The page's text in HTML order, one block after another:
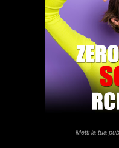
Metti la tua